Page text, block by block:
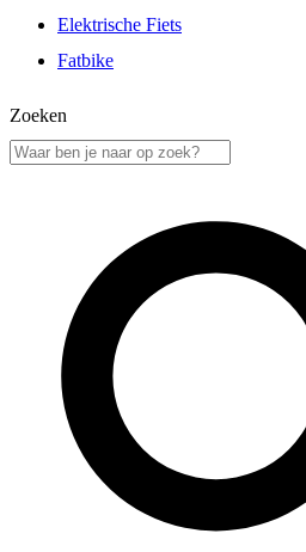
Elektrische Fiets
Fatbike
Zoeken